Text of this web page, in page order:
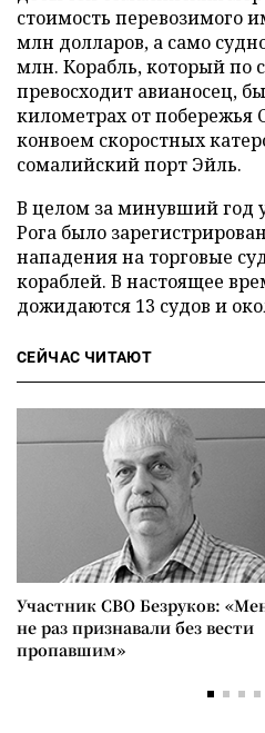
стоимость перевозимого
млн долларов, а само
млн. Корабль, который по
превосходит авианосец,
километрах от побережья
конвоем скоростных
сомалийский порт Эйль.
В целом за минувший год
Рога было
нападения на торговые
кораблей. В настоящее
дожидаются 13 судов и
СЕЙЧАС ЧИТАЮТ
Участник СВО Безруков:
не раз признавали без вести
пропавшим»